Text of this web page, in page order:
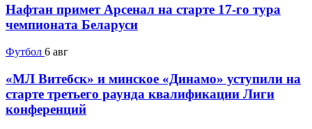
Нафтан примет Арсенал на старте 17-го тура
чемпионата Беларуси
Футбол 6 авг
«МЛ Витебск» и минское «Динамо» уступили на
старте третьего раунда квалификации Лиги
конференций